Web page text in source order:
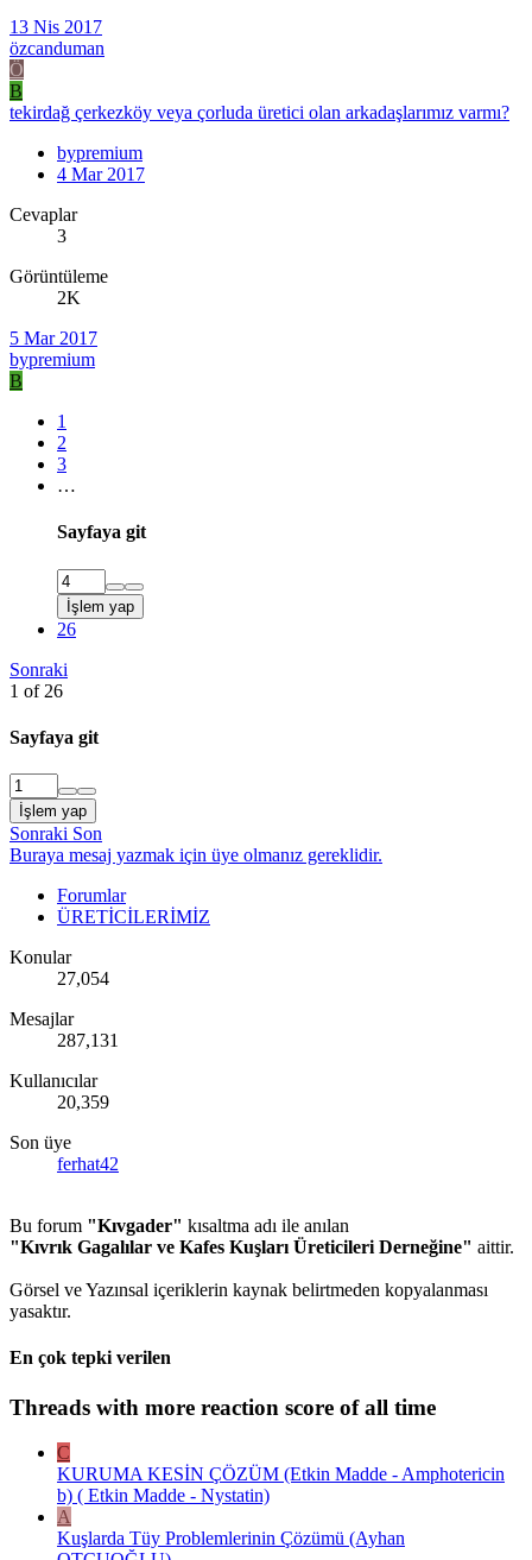
13 Nis 2017
özcanduman
Ö
B
tekirdağ çerkezköy veya çorluda üretici olan arkadaşlarımız varmı?
bypremium
4 Mar 2017
Cevaplar
3
Görüntüleme
2K
5 Mar 2017
bypremium
B
1
2
3
…
Sayfaya git
İşlem yap
26
Sonraki
1 of 26
Sayfaya git
İşlem yap
Sonraki Son
Buraya mesaj yazmak için üye olmanız gereklidir.
Forumlar
ÜRETİCİLERİMİZ
Konular
27,054
Mesajlar
287,131
Kullanıcılar
20,359
Son üye
ferhat42
Bu forum "Kıvgader" kısaltma adı ile anılan
"Kıvrık Gagalılar ve Kafes Kuşları Üreticileri Derneğine" aittir.
Görsel ve Yazınsal içeriklerin kaynak belirtmeden kopyalanması
yasaktır.
En çok tepki verilen
Threads with more reaction score of all time
C
KURUMA KESİN ÇÖZÜM (Etkin Madde - Amphotericin
b) ( Etkin Madde - Nystatin)
A
Kuşlarda Tüy Problemlerinin Çözümü (Ayhan